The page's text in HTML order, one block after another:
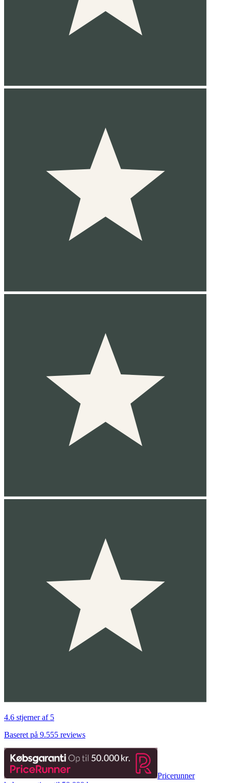
4.6 stjerner af 5
Baseret på 9.555 reviews
Pricerunner